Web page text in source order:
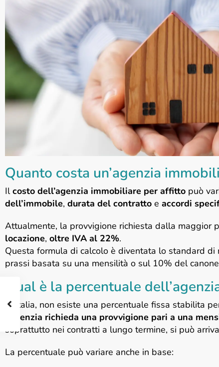
Quanto costa un’agenzia
Ilcosto dell’agenzia immobiliare per affitto può
dell’immobile, durata del contratto e accordi
Attualmente, la provvigione richiesta dalla maggior
locazione, oltre IVA al 22%.
Questa formula di calcolo è diventata lo standard
prassi basata su una mensilità o sul 10% del
Qual è la percentuale
In Italia, non esiste una percentuale fissa stabilita
l’agenzia richieda una provvigione pari a una
soprattutto nei contratti a lungo termine, si può
La percentuale può variare anche in base: